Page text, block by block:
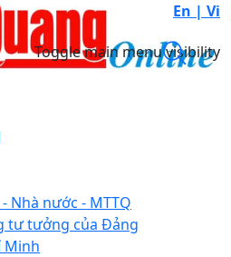
En | Vi
Toggle main menu visibility
Nhà nước - MTTQ
tư tưởng của Đảng
Minh